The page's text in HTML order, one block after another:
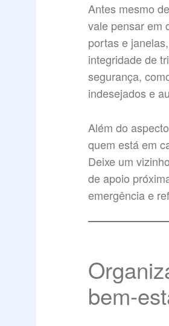
Antes mesmo
vale pensar em
portas e
integridade de
segurança,
indesejados e
Além do
quem está em
Deixe um
de apoio
emergência e
bem-